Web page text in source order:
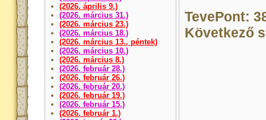
(2026. április 9.)
(2026. március 31.)
(2026. március 23.)
(2026. március 18.)
(2026. március 13., péntek)
(2026. március 10.)
(2026. március 8.)
(2026. február 28.)
(2026. február 26.)
(2026. február 20.)
(2026. február 19.)
(2026. február 15.)
(2026. február 1.)
TevePont:
Következő